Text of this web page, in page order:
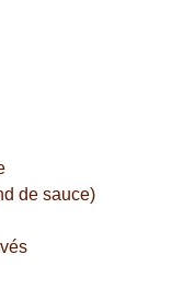
de sauce)